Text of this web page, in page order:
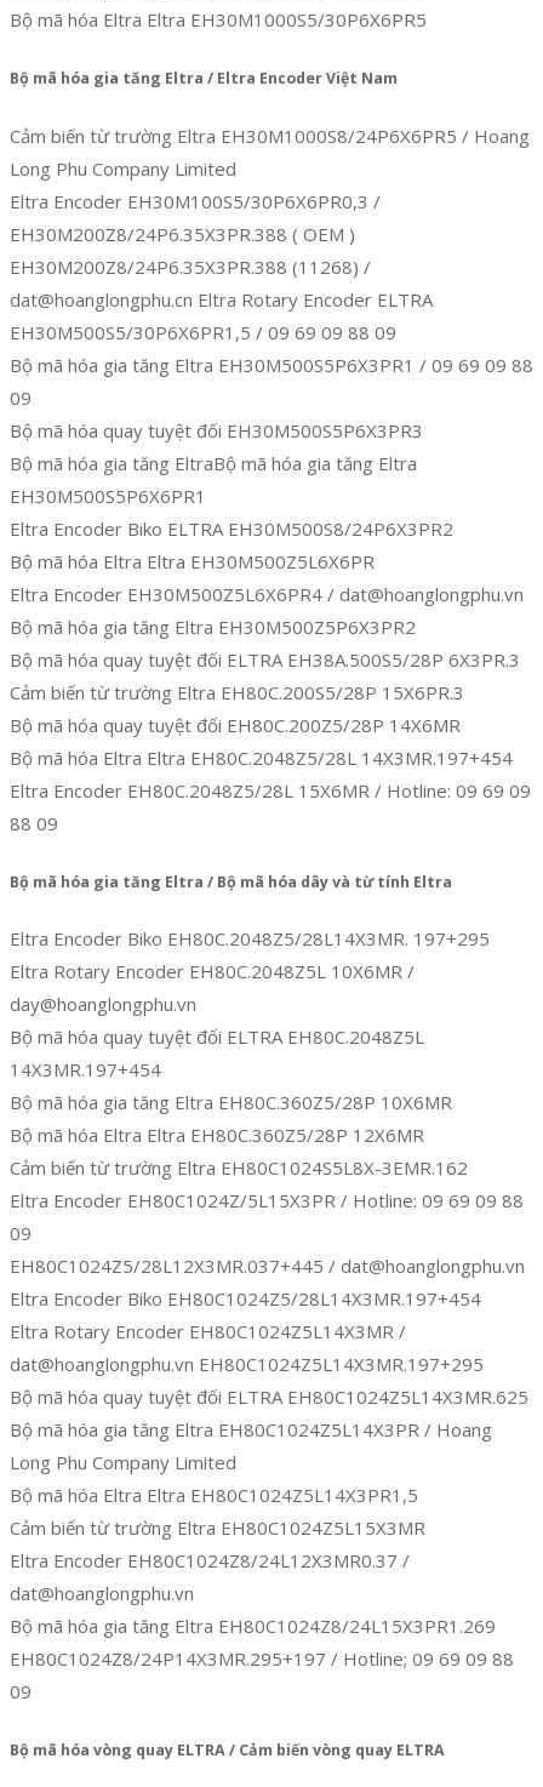
Bộ mã hóa Eltra Eltra EH30M1000S5/30P6X6PR5
Bộ mã hóa gia tăng Eltra / Eltra Encoder Việt Nam
Cảm biến từ trường Eltra EH30M1000S8/24P6X6PR5 / Hoang
Long Phu Company Limited
Eltra Encoder EH30M100S5/30P6X6PR0,3 /
EH30M200Z8/24P6.35X3PR.388 ( OEM )
EH30M200Z8/24P6.35X3PR.388 (11268) /
dat@hoanglongphu.cn Eltra Rotary Encoder ELTRA
EH30M500S5/30P6X6PR1,5 / 09 69 09 88 09
Bộ mã hóa gia tăng Eltra EH30M500S5P6X3PR1 / 09 69 09 88
09
Bộ mã hóa quay tuyệt đối EH30M500S5P6X3PR3
Bộ mã hóa gia tăng EltraBộ mã hóa gia tăng Eltra
EH30M500S5P6X6PR1
Eltra Encoder Biko ELTRA EH30M500S8/24P6X3PR2
Bộ mã hóa Eltra Eltra EH30M500Z5L6X6PR
Eltra Encoder EH30M500Z5L6X6PR4 / dat@hoanglongphu.vn
Bộ mã hóa gia tăng Eltra EH30M500Z5P6X3PR2
Bộ mã hóa quay tuyệt đối ELTRA EH38A.500S5/28P 6X3PR.3
Cảm biến từ trường Eltra EH80C.200S5/28P 15X6PR.3
Bộ mã hóa quay tuyệt đối EH80C.200Z5/28P 14X6MR
Bộ mã hóa Eltra Eltra EH80C.2048Z5/28L 14X3MR.197+454
Eltra Encoder EH80C.2048Z5/28L 15X6MR / Hotline: 09 69 09
88 09
Bộ mã hóa gia tăng Eltra / Bộ mã hóa dây và từ tính Eltra
Eltra Encoder Biko EH80C.2048Z5/28L14X3MR. 197+295
Eltra Rotary Encoder EH80C.2048Z5L 10X6MR /
day@hoanglongphu.vn
Bộ mã hóa quay tuyệt đối ELTRA EH80C.2048Z5L
14X3MR.197+454
Bộ mã hóa gia tăng Eltra EH80C.360Z5/28P 10X6MR
Bộ mã hóa Eltra Eltra EH80C.360Z5/28P 12X6MR
Cảm biến từ trường Eltra EH80C1024S5L8X-3EMR.162
Eltra Encoder EH80C1024Z/5L15X3PR / Hotline: 09 69 09 88
09
EH80C1024Z5/28L12X3MR.037+445 / dat@hoanglongphu.vn
Eltra Encoder Biko EH80C1024Z5/28L14X3MR.197+454
Eltra Rotary Encoder EH80C1024Z5L14X3MR /
dat@hoanglongphu.vn EH80C1024Z5L14X3MR.197+295
Bộ mã hóa quay tuyệt đối ELTRA EH80C1024Z5L14X3MR.625
Bộ mã hóa gia tăng Eltra EH80C1024Z5L14X3PR / Hoang
Long Phu Company Limited
Bộ mã hóa Eltra Eltra EH80C1024Z5L14X3PR1,5
Cảm biến từ trường Eltra EH80C1024Z5L15X3MR
Eltra Encoder EH80C1024Z8/24L12X3MR0.37 /
dat@hoanglongphu.vn
Bộ mã hóa gia tăng Eltra EH80C1024Z8/24L15X3PR1.269
EH80C1024Z8/24P14X3MR.295+197 / Hotline; 09 69 09 88
09
Bộ mã hóa vòng quay ELTRA / Cảm biến vòng quay ELTRA